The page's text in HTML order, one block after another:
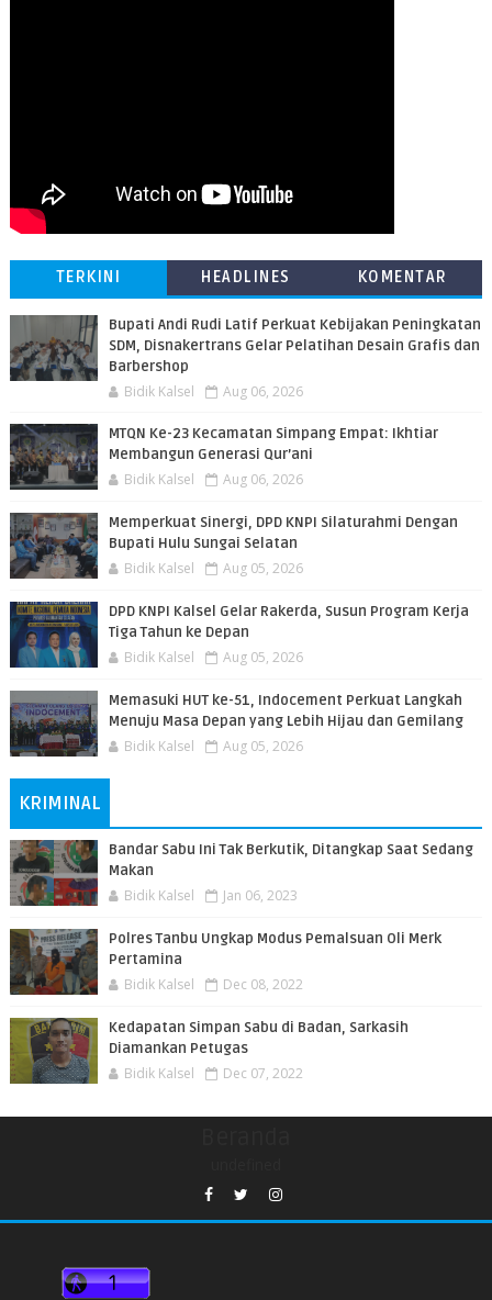
TERKINI HEADLINES KOMENTAR
Bupati Andi Rudi Latif Perkuat Kebijakan Peningkatan
SDM, Disnakertrans Gelar Pelatihan Desain Grafis dan
Barbershop
Bidik Kalsel Aug 06, 2026
MTQN Ke-23 Kecamatan Simpang Empat: Ikhtiar
Membangun Generasi Qur’ani
Bidik Kalsel Aug 06, 2026
Memperkuat Sinergi, DPD KNPI Silaturahmi Dengan
Bupati Hulu Sungai Selatan
Bidik Kalsel Aug 05, 2026
DPD KNPI Kalsel Gelar Rakerda, Susun Program Kerja
Tiga Tahun ke Depan
Bidik Kalsel Aug 05, 2026
Memasuki HUT ke-51, Indocement Perkuat Langkah
Menuju Masa Depan yang Lebih Hijau dan Gemilang
Bidik Kalsel Aug 05, 2026
KRIMINAL
Bandar Sabu Ini Tak Berkutik, Ditangkap Saat Sedang
Makan
Bidik Kalsel Jan 06, 2023
Polres Tanbu Ungkap Modus Pemalsuan Oli Merk
Pertamina
Bidik Kalsel Dec 08, 2022
Kedapatan Simpan Sabu di Badan, Sarkasih
Diamankan Petugas
Bidik Kalsel Dec 07, 2022